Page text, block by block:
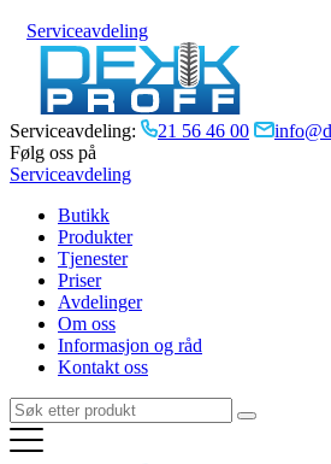
Serviceavdeling
Serviceavdeling: 21 56 46 00
Følg oss på
Serviceavdeling
Butikk
Produkter
Tjenester
Priser
Avdelinger
Om oss
Informasjon og råd
Kontakt oss